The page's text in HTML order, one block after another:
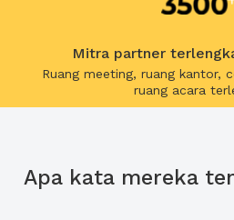
Mitra partner
Ruang meeting, ruang kantor,
ruang acara
Apa kata mereka